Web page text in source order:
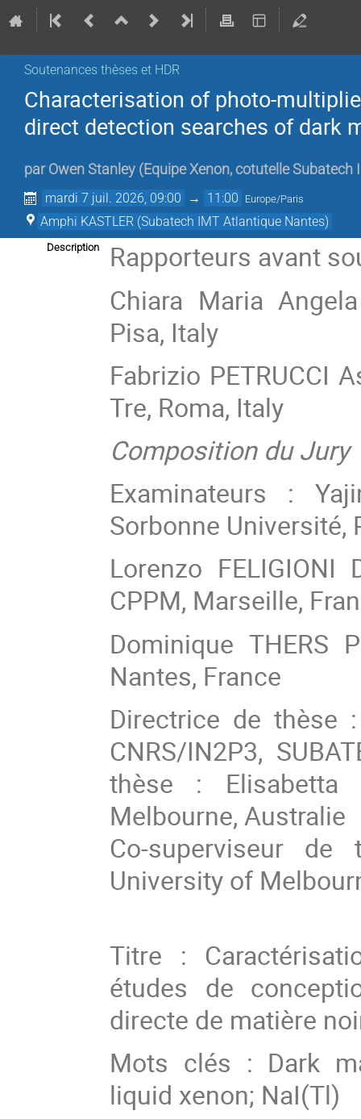
Soutenances thèses et HDR
Characterisation of photo-
direct detection searches of dark
par Owen Stanley (Equipe Xenon, cotutelle
mardi 7 juil. 2026, 09:00 → 11:00 Europe/Paris
Amphi KASTLER (Subatech IMT Atlantique Nantes)
Description
Rapporteurs avant
Chiara Maria
Pisa, Italy
Fabrizio PETRUCCI
Tre, Roma, Italy
Composition du Jury
Examinateurs :
Sorbonne Université,
Lorenzo FELIGIONI
CPPM, Marseille,
Dominique THERS
Nantes, France
Directrice de thèse
CNRS/IN2P3,
thèse : Elisabetta
Melbourne, Australie
Co-superviseur de
University of
Titre :
études de
directe de matière
Mots clés : Dark
liquid xenon; NaI(Tl)